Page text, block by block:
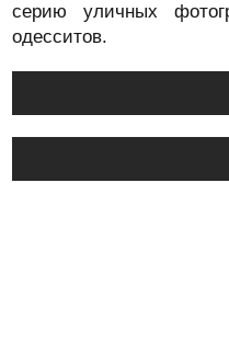
серию уличных
одесситов.